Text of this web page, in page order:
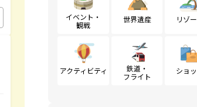
イベント・
観戦
世界遺産 リゾ
アクティビティ
鉄道・
フライト
ショ